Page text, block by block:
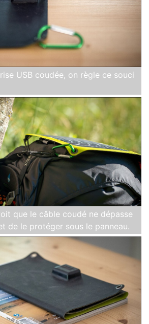
USB coudée, on règle ce souci
que le câble coudé ne dépasse
de le protéger sous le panneau.